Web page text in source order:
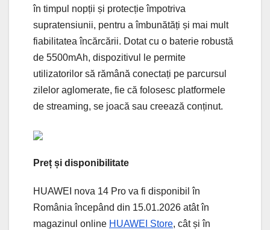
în timpul nopții și protecție împotriva
supratensiunii, pentru a îmbunătăți și mai mult
fiabilitatea încărcării. Dotat cu o baterie robustă
de 5500mAh, dispozitivul le permite
utilizatorilor să rămână conectați pe parcursul
zilelor aglomerate, fie că folosesc platformele
de streaming, se joacă sau creează conținut.
Preț și disponibilitate
HUAWEI nova 14 Pro va fi disponibil în
România începând din 15.01.2026 atât în
magazinul online HUAWEI Store, cât și în